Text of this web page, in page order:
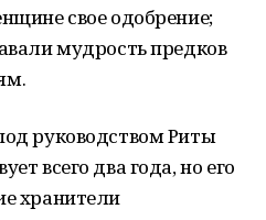
свое одобрение;
мудрость предков
руководством Риты
всего два года, но его
хранители